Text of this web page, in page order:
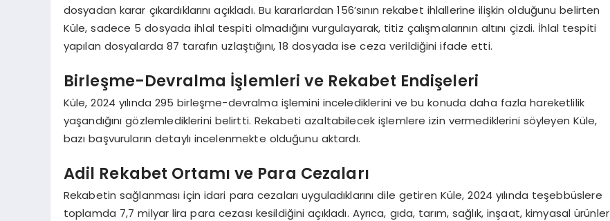
dosyadan karar çıkardıklarını açıkladı. Bu kararlardan 156’sının rekabet ihlallerine ilişkin olduğunu belirten
Küle, sadece 5 dosyada ihlal tespiti olmadığını vurgulayarak, titiz çalışmalarının altını çizdi. İhlal tespiti
yapılan dosyalarda 87 tarafın uzlaştığını, 18 dosyada ise ceza verildiğini ifade etti.
Birleşme-Devralma İşlemleri ve Rekabet Endişeleri
Küle, 2024 yılında 295 birleşme-devralma işlemini incelediklerini ve bu konuda daha fazla hareketlilik
yaşandığını gözlemlediklerini belirtti. Rekabeti azaltabilecek işlemlere izin vermediklerini söyleyen Küle,
bazı başvuruların detaylı incelenmekte olduğunu aktardı.
Adil Rekabet Ortamı ve Para Cezaları
Rekabetin sağlanması için idari para cezaları uyguladıklarını dile getiren Küle, 2024 yılında teşebbüslere
toplamda 7,7 milyar lira para cezası kesildiğini açıkladı. Ayrıca, gıda, tarım, sağlık, inşaat, kimyasal ürünler